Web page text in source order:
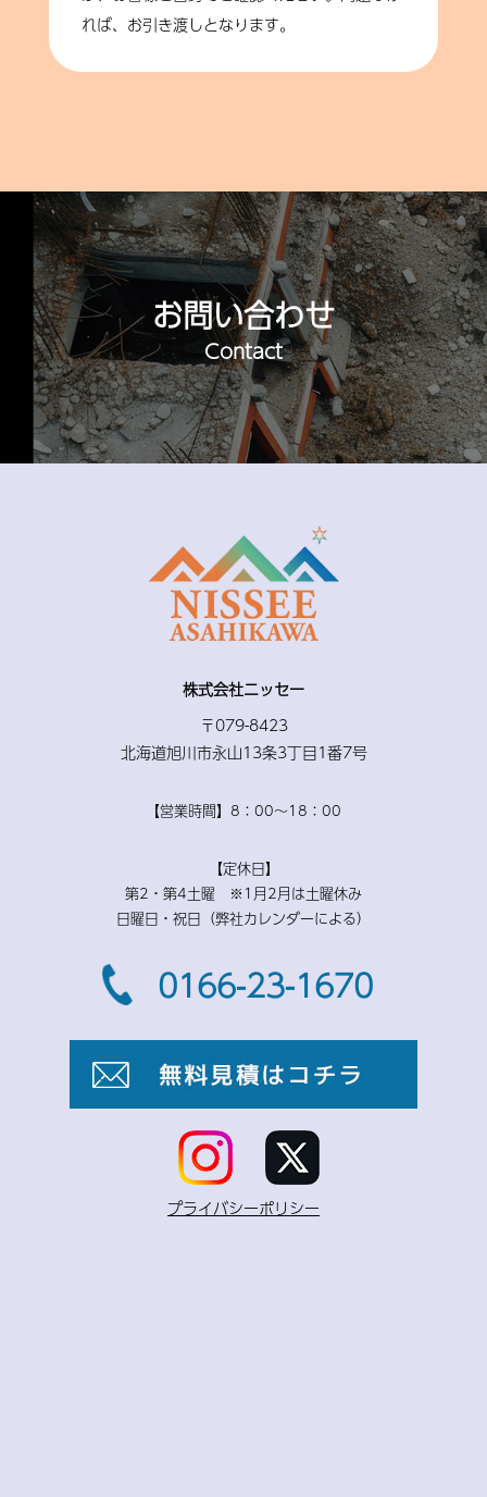
れば、お引き渡しとなります。
お問い合わせ
Contact
株式会社ニッセー
〒079-8423
北海道旭川市永山13条3丁目1番7号
【営業時間】8：00〜18：00
【定休日】
第2・第4土曜 ※1月2月は土曜休み
日曜日・祝日（弊社カレンダーによる）
0166-23-1670
プライバシーポリシー